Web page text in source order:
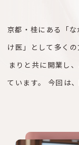
京都・桂にある「な
け医」として多く
まりと共に開業し
ています。
今回は